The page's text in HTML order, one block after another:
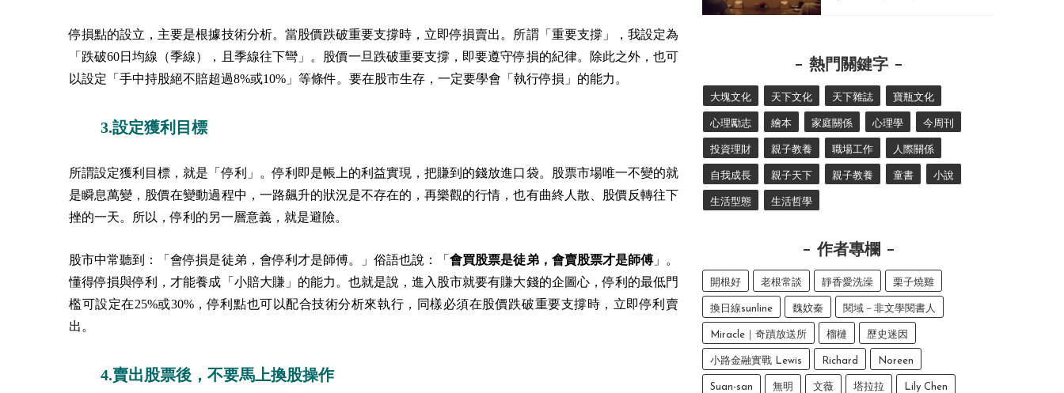
停損點的設立，主要是根據技術分析。當股價跌破重要支撐時，立即停損賣出。所謂「重要支撐」，我設定為
「跌破60日均線（季線），且季線往下彎」。股價一旦跌破重要支撐，即要遵守停損的紀律。除此之外，也可
以設定「手中持股絕不賠超過8%或10%」等條件。要在股市生存，一定要學會「執行停損」的能力。
3.設定獲利目標
所謂設定獲利目標，就是「停利」。停利即是帳上的利益實現，把賺到的錢放進口袋。股票市場唯一不變的就
是瞬息萬變，股價在變動過程中，一路飆升的狀況是不存在的，再樂觀的行情，也有曲終人散、股價反轉往下
挫的一天。所以，停利的另一層意義，就是避險。
股市中常聽到：「會停損是徒弟，會停利才是師傅。」俗語也說：「會買股票是徒弟，會賣股票才是師傅」。
懂得停損與停利，才能養成「小賠大賺」的能力。也就是說，進入股市就要有賺大錢的企圖心，停利的最低門
檻可設定在25%或30%，停利點也可以配合技術分析來執行，同樣必須在股價跌破重要支撐時，立即停利賣
出。
4.賣出股票後，不要馬上換股操作
熱門關鍵字
大塊文化 天下文化 天下雜誌 寶瓶文化
心理勵志 繪本 家庭關係 心理學 今周刊
投資理財 親子教養 職場工作 人際關係
自我成長 親子天下 親子教養 童書 小說
生活型態 生活哲學
作者專欄
開根好 老根常談 靜香愛洗澡 栗子燒雞
換日線sunline 魏妏秦 閱域－非文學閱書人
Miracle｜奇蹟放送所 榴槤 歷史迷因
小路金融實戰 Lewis Richard Noreen
Suan-san 無明 文薇 塔拉拉 Lily Chen